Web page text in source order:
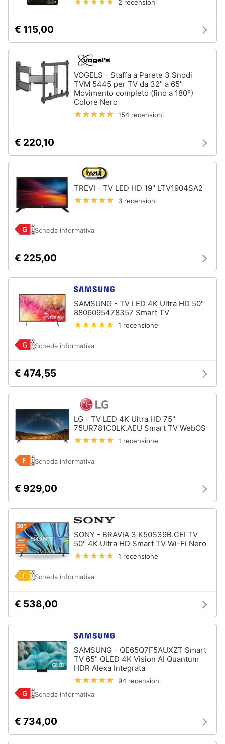
2 recensioni
€ 115,00
VOGELS - Staffa a Parete 3 Snodi
TVM 5445 per TV da 32" a 65"
Movimento completo (fino a 180°)
Colore Nero
154 recensioni
€ 220,10
TREVI - TV LED HD 19" LTV1904SA2
3 recensioni
Scheda informativa
€ 225,00
SAMSUNG - TV LED 4K Ultra HD 50"
8806095478357 Smart TV
1 recensione
Scheda informativa
€ 474,55
LG - TV LED 4K Ultra HD 75"
75UR781C0LK.AEU Smart TV WebOS
1 recensione
Scheda informativa
€ 929,00
SONY - BRAVIA 3 K50S39B.CEI TV
50" 4K Ultra HD Smart TV Wi-Fi Nero
1 recensione
Scheda informativa
€ 538,00
SAMSUNG - QE65Q7F5AUXZT Smart
TV 65" QLED 4K Vision AI Quantum
HDR Alexa Integrata
94 recensioni
Scheda informativa
€ 734,00